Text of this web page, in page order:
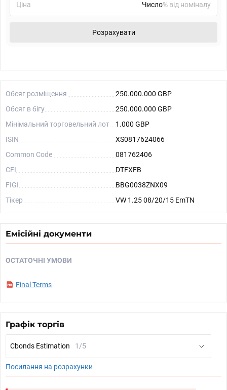
Ціна % від номіналу
Розрахувати
Обсяг розміщення
250.000.000 GBP
Обсяг в бігу
250.000.000 GBP
Мінімальний торговельний лот
1.000 GBP
ISIN
XS0817624066
Common Code
081762406
CFI
DTFXFB
FIGI
BBG0038ZNX09
Тікер
VW 1.25 08/20/15 EmTN
Емісійні документи
ОСТАТОЧНІ УМОВИ
Final Terms
Графік торгів
Cbonds Estimation 1/5
Посилання на розрахунки